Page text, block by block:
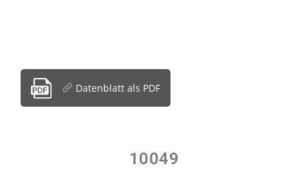
Datenblatt als PDF
10049